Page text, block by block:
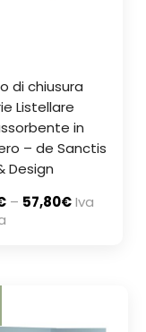
di chiusura
Listellare
in
– de Sanctis
Design
– 57,80€Iva